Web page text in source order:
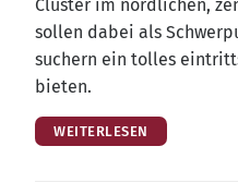
Clus­ter im nörd­li­chen,
sol­len dabei als
su­chern ein tol­les
bieten.
WEITERLESEN